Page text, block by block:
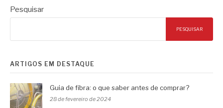
Pesquisar
PESQUISAR
ARTIGOS EM DESTAQUE
Guia de fibra: o que saber antes de comprar?
28 de fevereiro de 2024